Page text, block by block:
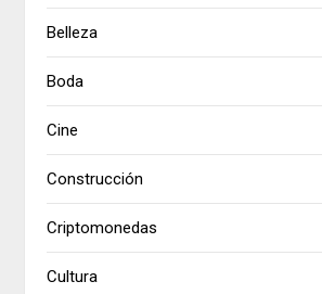
Belleza
Boda
Cine
Construcción
Criptomonedas
Cultura